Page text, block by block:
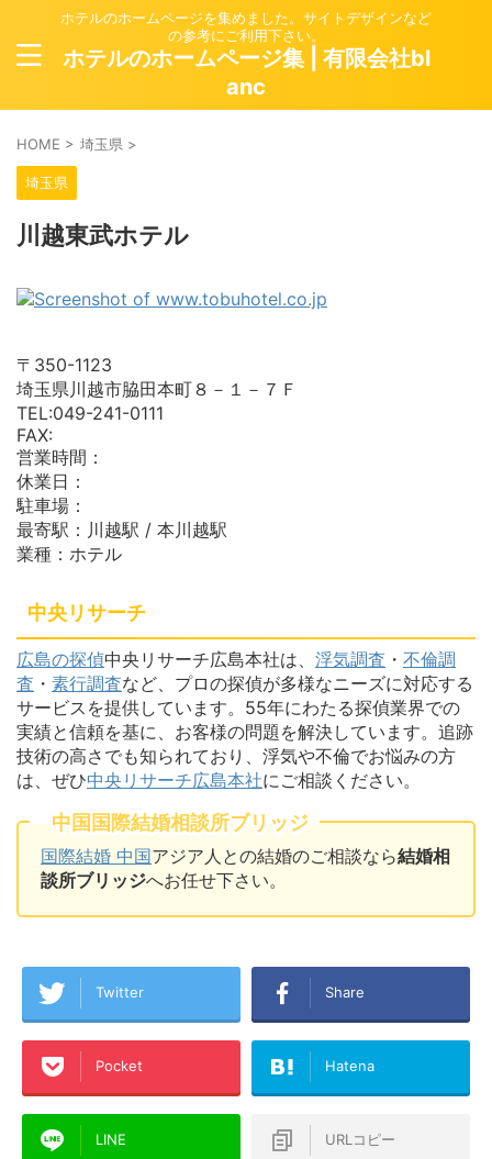
ホテルのホームページを集めました。サイトデザインなど
の参考にご利用下さい。
ホテルのホームページ集 | 有限会社bl
anc
HOME > 埼玉県 >
埼玉県
川越東武ホテル
〒350-1123
埼玉県川越市脇田本町８－１－７Ｆ
TEL:049-241-0111
FAX:
営業時間：
休業日：
駐車場：
最寄駅：川越駅 / 本川越駅
業種：ホテル
中央リサーチ
広島の探偵中央リサーチ広島本社は、 浮気調査 ・ 不倫調
査 ・ 素行調査など、プロの探偵が多様なニーズに対応する
サービスを提供しています。55年にわたる探偵業界での
実績と信頼を基に、お客様の問題を解決しています。追跡
技術の高さでも知られており、浮気や不倫でお悩みの方
は、ぜひ中央リサーチ広島本社にご相談ください。
中国国際結婚相談所ブリッジ
国際結婚 中国アジア人との結婚のご相談なら結婚相
談所ブリッジへお任せ下さい。
Twitter Share
Pocket Hatena
LINE URLコピー